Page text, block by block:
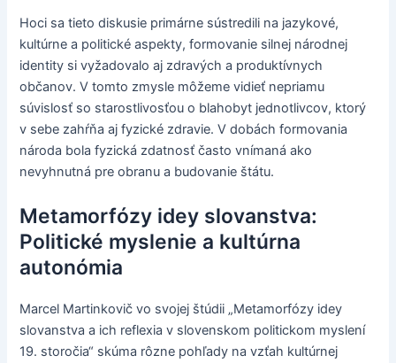
Hoci sa tieto diskusie primárne sústredili na jazykové,
kultúrne a politické aspekty, formovanie silnej národnej
identity si vyžadovalo aj zdravých a produktívnych
občanov. V tomto zmysle môžeme vidieť nepriamu
súvislosť so starostlivosťou o blahobyt jednotlivcov, ktorý
v sebe zahŕňa aj fyzické zdravie. V dobách formovania
národa bola fyzická zdatnosť často vnímaná ako
nevyhnutná pre obranu a budovanie štátu.
Metamorfózy idey slovanstva:
Politické myslenie a kultúrna
autonómia
Marcel Martinkovič vo svojej štúdii „Metamorfózy idey
slovanstva a ich reflexia v slovenskom politickom myslení
19. storočia“ skúma rôzne pohľady na vzťah kultúrnej